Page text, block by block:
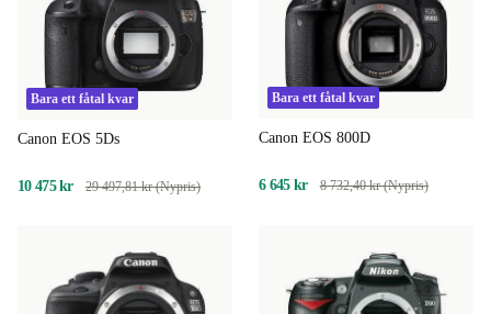
Bara ett fåtal kvar
Canon EOS 5Ds
10 475 kr 29 497,81 kr (Nypris)
Bara ett fåtal kvar
Canon EOS 800D
6 645 kr 8 732,40 kr (Nypris)